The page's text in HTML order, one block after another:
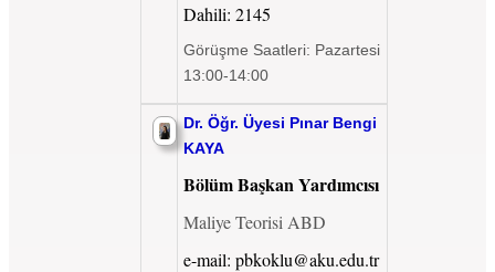
Dahili: 2145
Görüşme Saatleri: Pazartesi
13:00-14:00
Dr. Öğr. Üyesi Pınar Bengi
KAYA
Bölüm Başkan Yardımcısı
Maliye Teorisi ABD
e-mail: pbkoklu@aku.edu.tr